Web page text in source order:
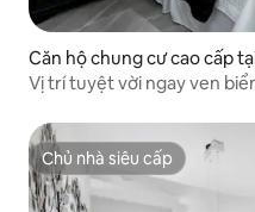
Căn hộ chung cư cao cấp
Vị trí tuyệt vời ngay ven
Chủ nhà siêu cấp
Chủ nhà siêu cấp